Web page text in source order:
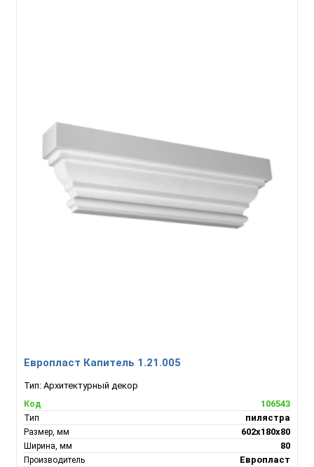
Европласт Капитель 1.21.005
Тип: Архитектурный декор
Код 106543
Тип пилястра
Размер, мм 602х180х80
Ширина, мм 80
Производитель Европласт